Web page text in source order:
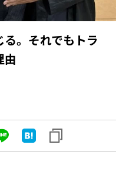
。それでもトラ
由